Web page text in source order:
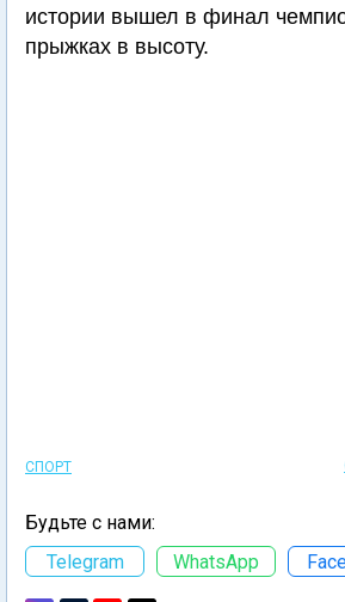
истории вышел в финал
прыжках в высоту.
СПОРТ
Будьте с нами:
Telegram
WhatsApp